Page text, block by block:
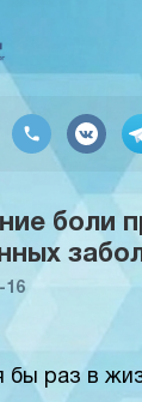
боли
16
бы раз в